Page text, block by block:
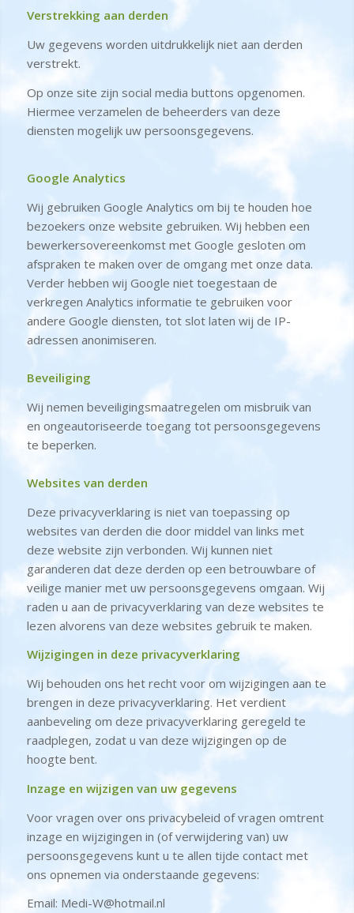
Verstrekking aan derden
Uw gegevens worden uitdrukkelijk niet aan derden
verstrekt.
Op onze site zijn social media buttons opgenomen.
Hiermee verzamelen de beheerders van deze
diensten mogelijk uw persoonsgegevens.
Google Analytics
Wij gebruiken Google Analytics om bij te houden hoe
bezoekers onze website gebruiken. Wij hebben een
bewerkersovereenkomst met Google gesloten om
afspraken te maken over de omgang met onze data.
Verder hebben wij Google niet toegestaan de
verkregen Analytics informatie te gebruiken voor
andere Google diensten, tot slot laten wij de IP-
adressen anonimiseren.
Beveiliging
Wij nemen beveiligingsmaatregelen om misbruik van
en ongeautoriseerde toegang tot persoonsgegevens
te beperken.
Websites van derden
Deze privacyverklaring is niet van toepassing op
websites van derden die door middel van links met
deze website zijn verbonden. Wij kunnen niet
garanderen dat deze derden op een betrouwbare of
veilige manier met uw persoonsgegevens omgaan. Wij
raden u aan de privacyverklaring van deze websites te
lezen alvorens van deze websites gebruik te maken.
Wijzigingen in deze privacyverklaring
Wij behouden ons het recht voor om wijzigingen aan te
brengen in deze privacyverklaring. Het verdient
aanbeveling om deze privacyverklaring geregeld te
raadplegen, zodat u van deze wijzigingen op de
hoogte bent.
Inzage en wijzigen van uw gegevens
Voor vragen over ons privacybeleid of vragen omtrent
inzage en wijzigingen in (of verwijdering van) uw
persoonsgegevens kunt u te allen tijde contact met
ons opnemen via onderstaande gegevens:
Email: Medi-W@hotmail.nl